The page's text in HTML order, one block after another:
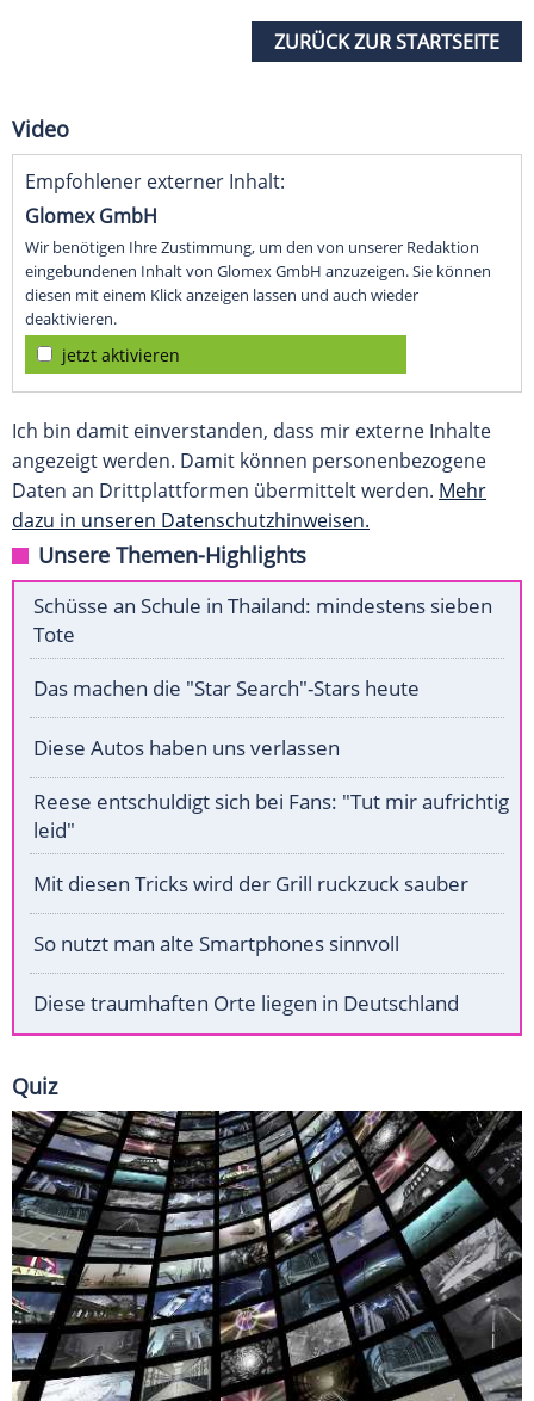
ZURÜCK ZUR STARTSEITE
Video
Empfohlener externer Inhalt:
Glomex GmbH
Wir benötigen Ihre Zustimmung, um den von unserer Redaktion
eingebundenen Inhalt von Glomex GmbH anzuzeigen. Sie können
diesen mit einem Klick anzeigen lassen und auch wieder
deaktivieren.
jetzt aktivieren
Ich bin damit einverstanden, dass mir externe Inhalte
angezeigt werden. Damit können personenbezogene
Daten an Drittplattformen übermittelt werden. Mehr
dazu in unseren Datenschutzhinweisen.
Unsere Themen-Highlights
Schüsse an Schule in Thailand: mindestens sieben
Tote
Das machen die "Star Search"-Stars heute
Diese Autos haben uns verlassen
Reese entschuldigt sich bei Fans: "Tut mir aufrichtig
leid"
Mit diesen Tricks wird der Grill ruckzuck sauber
So nutzt man alte Smartphones sinnvoll
Diese traumhaften Orte liegen in Deutschland
Quiz